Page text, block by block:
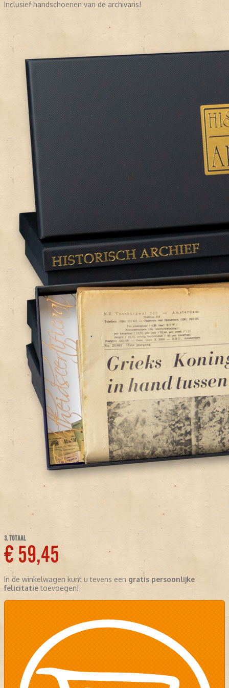
Inclusief handschoenen van de archivaris!
3. TOTAAL
€ 59,45
In de winkelwagen kunt u tevens een gratis persoonlijke
felicitatietoevoegen!